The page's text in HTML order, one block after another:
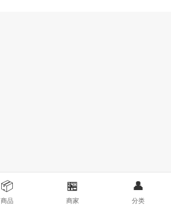
📦
商品
🏪
商家
👤
分类